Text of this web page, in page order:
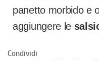
panetto morbido e
aggiungere le
Condividi